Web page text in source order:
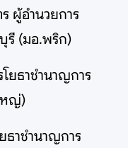
ผู้อำนวยการ
รี (มอ.พริก)
ยธาชำนาญการ
หญ่)
ธาชำนาญการ